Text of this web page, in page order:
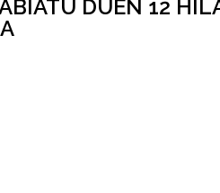
DUEN 12